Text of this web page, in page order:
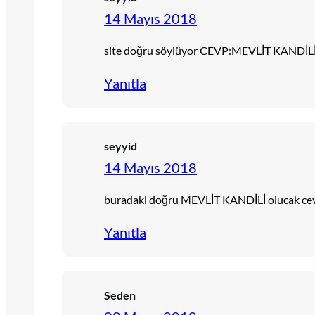
14 Mayıs 2018
site doğru söylüyor CEVP:MEVLİT KANDİLİ
Yanıtla
seyyid
14 Mayıs 2018
buradaki doğru MEVLİT KANDİLİ olucak
Yanıtla
Seden